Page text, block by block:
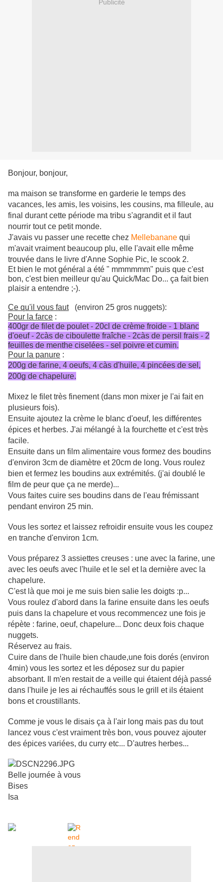
Publicité
Bonjour, bonjour,
ma maison se transforme en garderie le temps des
vacances, les amis, les voisins, les cousins, ma filleule, au
final durant cette période ma tribu s'agrandit et il faut
nourrir tout ce petit monde.
J'avais vu passer une recette chez Mellebanane qui
m'avait vraiment beaucoup plu, elle l'avait elle même
trouvée dans le livre d'Anne Sophie Pic, le scook 2.
Et bien le mot général a été " mmmmmm" puis que c'est
bon, c'est bien meilleur qu'au Quick/Mac Do... ça fait bien
plaisir a entendre ;-).
Ce qu'il vous faut(environ 25 gros nuggets):
Pour la farce :
400gr de filet de poulet - 20cl de crème froide - 1 blanc
d'oeuf - 2càs de ciboulette fraîche - 2càs de persil frais - 2
feuilles de menthe ciselées - sel poivre et cumin.
Pour la panure :
200g de farine, 4 oeufs, 4 càs d'huile, 4 pincées de sel,
200g de chapelure.
Mixez le filet très finement (dans mon mixer je l'ai fait en
plusieurs fois).
Ensuite ajoutez la crème le blanc d'oeuf, les différentes
épices et herbes. J'ai mélangé à la fourchette et c'est très
facile.
Ensuite dans un film alimentaire vous formez des boudins
d'environ 3cm de diamètre et 20cm de long. Vous roulez
bien et fermez les boudins aux extrémités. (j'ai doublé le
film de peur que ça ne merde)...
Vous faites cuire ses boudins dans de l'eau frémissant
pendant environ 25 min.
Vous les sortez et laissez refroidir ensuite vous les coupez
en tranche d'environ 1cm.
Vous préparez 3 assiettes creuses : une avec la farine, une
avec les oeufs avec l'huile et le sel et la dernière avec la
chapelure.
C'est là que moi je me suis bien salie les doigts :p...
Vous roulez d'abord dans la farine ensuite dans les oeufs
puis dans la chapelure et vous recommencez une fois je
répète : farine, oeuf, chapelure... Donc deux fois chaque
nuggets.
Réservez au frais.
Cuire dans de l'huile bien chaude,une fois dorés (environ
4min) vous les sortez et les déposez sur du papier
absorbant. Il m'en restait de a veille qui étaient déjà passé
dans l'huile je les ai réchauffés sous le grill et ils étaient
bons et croustillants.
Comme je vous le disais ça à l'air long mais pas du tout
lancez vous c'est vraiment très bon, vous pouvez ajouter
des épices variées, du curry etc... D'autres herbes...
Belle journée à vous
Bises
Isa